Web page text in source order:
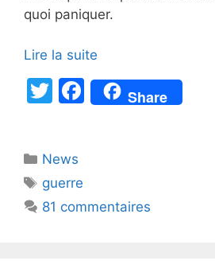
quoi paniquer.
Lire la suite
T
er
F
a
o
Share
Catégories
News
Étiquettes
guerre
81 commentaires